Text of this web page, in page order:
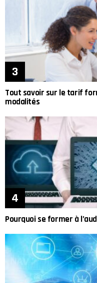
Tout savoir sur le tarif
modalités
Pourquoi se former à